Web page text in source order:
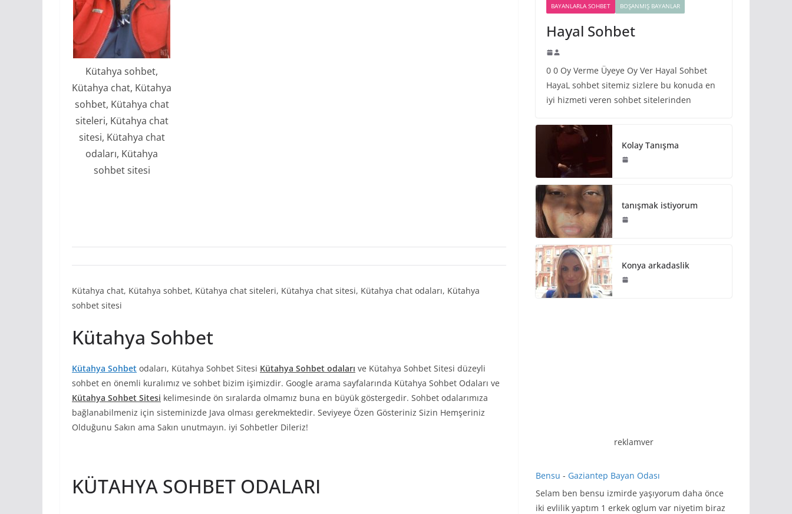
Kütahya sohbet,
Kütahya chat, Kütahya
sohbet, Kütahya chat
siteleri, Kütahya chat
sitesi, Kütahya chat
odaları, Kütahya
sohbet sitesi
Kütahya chat, Kütahya sohbet, Kütahya chat siteleri, Kütahya chat sitesi, Kütahya chat odaları, Kütahya
sohbet sitesi
Kütahya Sohbet
Kütahya Sohbet odaları, Kütahya Sohbet Sitesi Kütahya Sohbet odaları ve Kütahya Sohbet Sitesi düzeyli
sohbet en önemli kuralımız ve sohbet bizim işimizdir. Google arama sayfalarında Kütahya Sohbet Odaları ve
Kütahya Sohbet Sitesi kelimesinde ön sıralarda olmamız buna en büyük göstergedir. Sohbet odalarımıza
bağlanabilmeniz için sisteminizde Java olması gerekmektedir. Seviyeye Özen Gösteriniz Sizin Hemşeriniz
Olduğunu Sakın ama Sakın unutmayın. iyi Sohbetler Dileriz!
KÜTAHYA SOHBET ODALARI
BAYANLARLA SOHBET
BOŞANMIŞ BAYANLAR
Hayal Sohbet
0 0 Oy Verme Üyeye Oy Ver Hayal Sohbet
HayaL sohbet sitemiz sizlere bu konuda en
iyi hizmeti veren sohbet sitelerinden
Kolay Tanışma
tanışmak istiyorum
Konya arkadaslik
reklamver
Bensu - Gaziantep Bayan Odası
Selam ben bensu izmirde yaşıyorum daha önce
iki evlilik yaptım 1 erkek oglum var niyetim biraz